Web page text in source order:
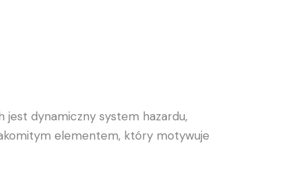
jest dynamiczny system hazardu,
elementem, który motywuje